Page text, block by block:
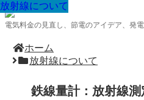
電気料金の見直し、節電のアイデア、発
ホーム
放射線について
鉄線量計：放射線
放射線について
放射線について
放射線について
放射線について
放射線について
放射線について
放射線について
放射線について
放射線について